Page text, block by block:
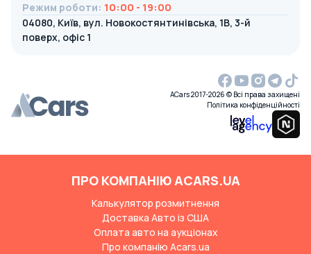
Режим роботи: 10:00 - 19:00
04080, Київ, вул. Новокостянтинівська, 1В, 3-й
поверх, офіс 1
ACars 2017-2026 © Всі права захищені
Політика конфіденційності
ПРО КОМПАНІЮ ACARS.UA
Калькулятор розмитнення
Доставка Авто із США
Оплата авто на аукціонах
Про компанію Acars.ua